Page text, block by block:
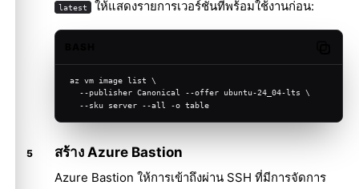
latest ให้แสดงรายการเวอร์ชันที่พร้อมใช้งานก่อน:
az vm image list \
  --publisher Canonical --offer ubuntu-24_04-lts \
  --sku server --all -o table
สร้าง Azure Bastion
Azure Bastion ให้การเข้าถึงผ่าน SSH ที่มีการจัดการ